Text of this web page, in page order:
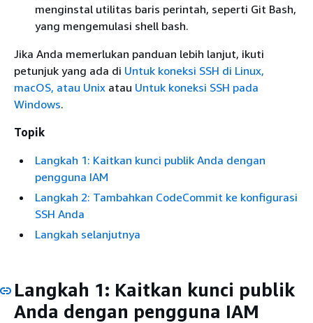
menginstal utilitas baris perintah, seperti Git Bash,
yang mengemulasi shell bash.
Jika Anda memerlukan panduan lebih lanjut, ikuti
petunjuk yang ada di Untuk koneksi SSH di Linux,
macOS, atau Unix atau Untuk koneksi SSH pada
Windows.
Topik
Langkah 1: Kaitkan kunci publik Anda dengan
pengguna IAM
Langkah 2: Tambahkan CodeCommit ke konfigurasi
SSH Anda
Langkah selanjutnya
Langkah 1: Kaitkan kunci publik
Anda dengan pengguna IAM